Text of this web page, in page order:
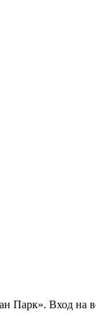
Парк». Вход на